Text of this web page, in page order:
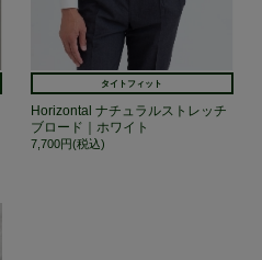
タイトフィット
Horizontal ナチュラルストレッチ
ブロード｜ホワイト
7,700円(税込)